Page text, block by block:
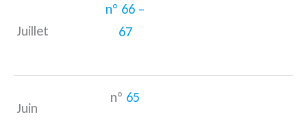
Juillet
n° 66 –
67
Juin
n° 65